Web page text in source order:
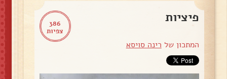
386
צפיות
פיציות
המתכון של רינה סויסא